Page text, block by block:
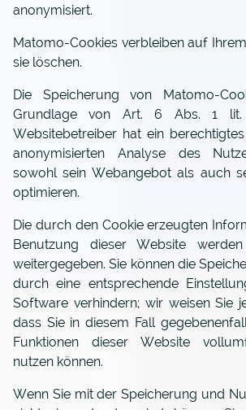
anonymisiert.
Matomo-Cookies verbleiben auf
sie löschen.
Die Speicherung von Matomo-
Grundlage von Art. 6 Abs. 1 lit.
Websitebetreiber hat ein
anonymisierten Analyse des
sowohl sein Webangebot als auch
optimieren.
Die durch den Cookie erzeugten
Benutzung dieser Website
weitergegeben. Sie können die
durch eine entsprechende
Software verhindern; wir weisen Sie
dass Sie in diesem Fall
Funktionen dieser Website
nutzen können.
Wenn Sie mit der Speicherung und